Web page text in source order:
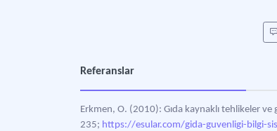
Referanslar
Erkmen, O. (2010): Gıda kaynaklı tehlikeler ve
235; https://esular.com/gida-guvenligi-bilgi-